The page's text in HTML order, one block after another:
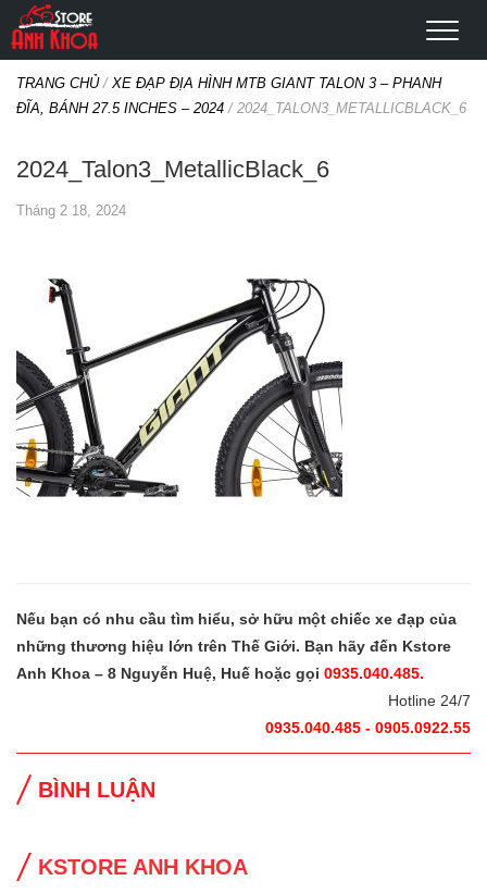
TRANG CHỦ/ XE ĐẠP ĐỊA HÌNH MTB GIANT TALON 3 – PHANH
ĐĨA, BÁNH 27.5 INCHES – 2024 / 2024_TALON3_METALLICBLACK_6
2024_Talon3_MetallicBlack_6
Tháng 2 18, 2024
Nếu bạn có nhu cầu tìm hiểu, sở hữu một chiếc xe đạp của
những thương hiệu lớn trên Thế Giới. Bạn hãy đến Kstore
Anh Khoa – 8 Nguyễn Huệ, Huế hoặc gọi 0935.040.485.
Hotline 24/7
0935.040.485 - 0905.0922.55
BÌNH LUẬN
KSTORE ANH KHOA